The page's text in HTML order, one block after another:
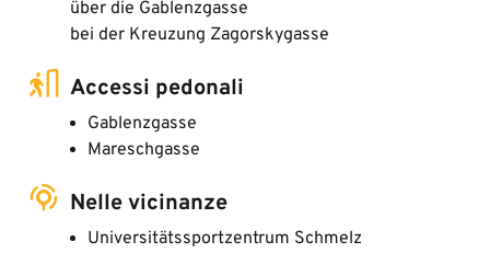
über die Gablenzgasse
bei der Kreuzung Zagorskygasse
Accessi pedonali
Gablenzgasse
Mareschgasse
Nelle vicinanze
Universitätssportzentrum Schmelz